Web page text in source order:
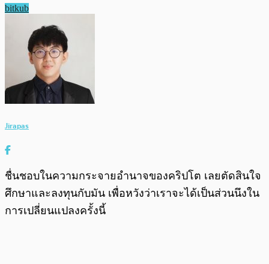
bitkub
Jirapas
ชื่นชอบในความกระจายอำนาจของคริปโต เลยตัดสินใจ
ศึกษาและลงทุนกับมัน เพื่อหวังว่าเราจะได้เป็นส่วนนึงใน
การเปลี่ยนแปลงครั้งนี้